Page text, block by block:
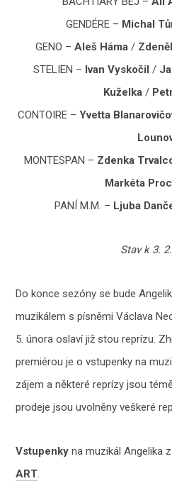
GENDÉRE – Michal
GENO – Aleš Háma /
STELIEN – Ivan Vyskočil /
Kuželka /
CONTOIRE – Yvetta
MONTESPAN – Zdenka
Markéta
PANÍ M.M. – Ljuba
Stav k 3.
Do konce sezóny se bude
muzikálem s písněmi Václava
5. února oslaví již stou reprízu.
premiérou je o vstupenky na
zájem a některé reprízy jsou
prodeje jsou uvolněny veškeré
Vstupenky na muzikál Angelika
ART.